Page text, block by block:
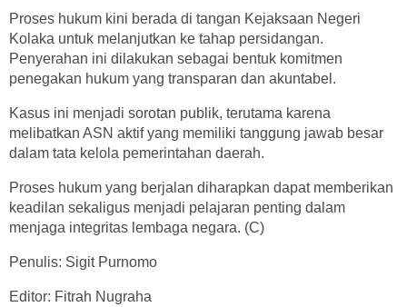
Proses hukum kini berada di tangan Kejaksaan Negeri
Kolaka untuk melanjutkan ke tahap persidangan.
Penyerahan ini dilakukan sebagai bentuk komitmen
penegakan hukum yang transparan dan akuntabel.
Kasus ini menjadi sorotan publik, terutama karena
melibatkan ASN aktif yang memiliki tanggung jawab besar
dalam tata kelola pemerintahan daerah.
Proses hukum yang berjalan diharapkan dapat memberikan
keadilan sekaligus menjadi pelajaran penting dalam
menjaga integritas lembaga negara. (C)
Penulis: Sigit Purnomo
Editor: Fitrah Nugraha